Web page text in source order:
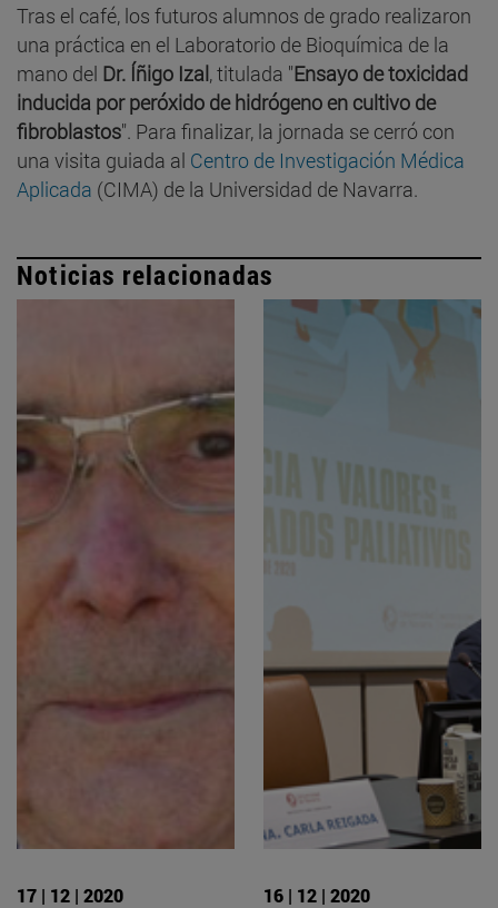
Tras el café, los futuros alumnos de grado realizaron
una práctica en el Laboratorio de Bioquímica de la
mano del Dr. Íñigo Izal, titulada "Ensayo de toxicidad
inducida por peróxido de hidrógeno en cultivo de
fibroblastos". Para finalizar, la jornada se cerró con
una visita guiada al Centro de Investigación Médica
Aplicada (CIMA) de la Universidad de Navarra.
Noticias relacionadas
17 | 12 | 2020 16 | 12 | 2020